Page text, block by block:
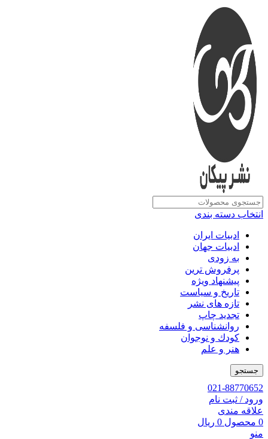
انتخاب دسته بندی
ادبیات ایران
ادبیات جهان
به زودی
پرفروش ترین
پیشنهاد ویژه
تاریخ و سیاست
تازه های نشر
تجدید چاپ
روانشناسی و فلسفه
کودك و نوجوان
هنر و علم
جستجو
021-88770652
ورود / ثبت نام
علاقه مندی
0 محصول 0 ریال
منو